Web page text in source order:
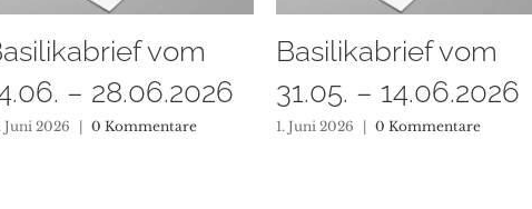
Basilikabrief vom
31.05. – 14.06.2026
1. Juni 2026 | 0 Kommentare
Basilikabrief vom
17.05. – 31.05.2026
16. Mai 2026 | 0 Kommentare